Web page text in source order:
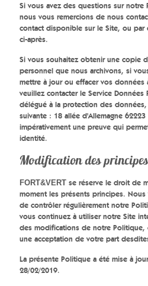
Si vous avez des questions sur
nous vous remercions de nous
contact disponible sur le Site, ou par
ci-après.
Si vous souhaitez obtenir une copie
personnel que nous archivons, si
mettre à jour ou effacer vos données
veuillez contacter le Service Données
délégué à la protection des données,
suivante : 18 allée d'Allemagne
impérativement une preuve qui
identité.
Modification des principes
FORT&VERT se réserve le droit de
moment les présents principes.
de contrôler régulièrement notre
vous continuez à utiliser notre Site
des modifications de notre Politique,
une acceptation de votre part
La présente Politique a été mise à
28/02/2019.